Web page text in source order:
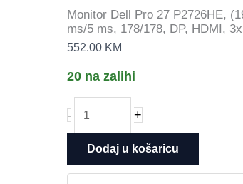
Monitor Dell Pro 27 P2726HE,
ms/5 ms, 178/178, DP, HDMI,
552.00 KM
20 na zalihi
-
Dell
P2726HE,
+
Dodaj u košaricu